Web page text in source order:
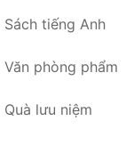
Sách tiếng Anh
Văn phòng phẩm
Quà lưu niệm